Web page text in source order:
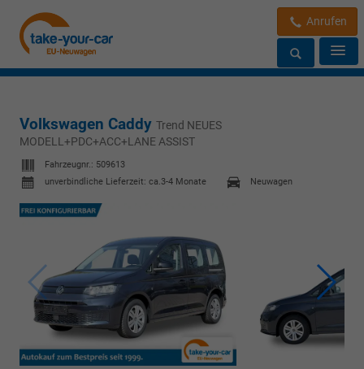
Anrufen
Volkswagen Caddy Trend NEUES
MODELL+PDC+ACC+LANE ASSIST
Fahrzeugnr.: 509613
unverbindliche Lieferzeit: ca.3-4 Monate
Neuwagen